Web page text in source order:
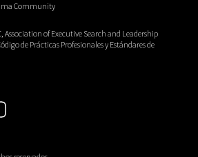
Community
Association of Executive Search and Leadership
de Prácticas Profesionales y Estándares de